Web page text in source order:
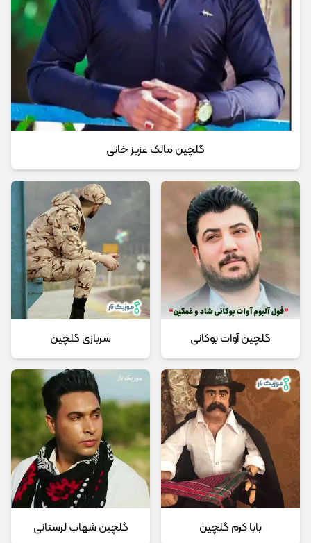
گلچین مالک عزیز خانی
گلچین آوات بوکانی سربازی گلچین
بابا کرم گلچین گلچین شهاب لرستانی